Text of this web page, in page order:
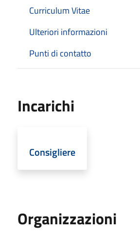
Curriculum Vitae
Ulteriori informazioni
Punti di contatto
Incarichi
Consigliere
Organizzazioni